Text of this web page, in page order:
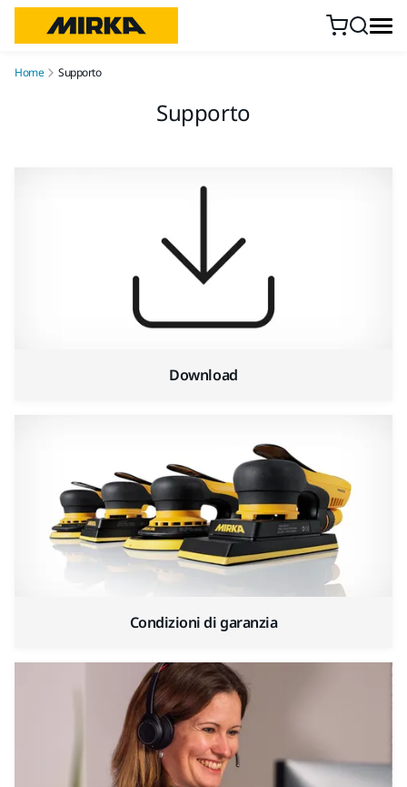
Home Supporto
Supporto
Download
Condizioni di garanzia